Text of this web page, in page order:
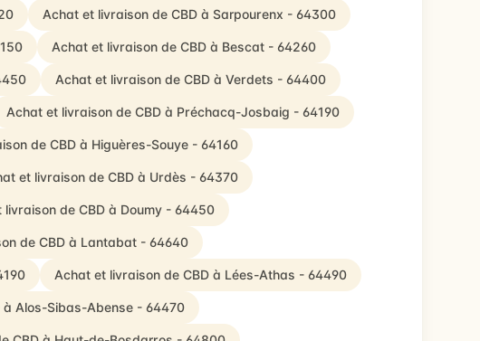
Achat et livraison de CBD à Sarpourenx - 64300
Achat et livraison de CBD à Bescat - 64260
Achat et livraison de CBD à Verdets - 64400
Achat et livraison de CBD à Préchacq-Josbaig - 64190
de CBD à Higuères-Souye - 64160
et livraison de CBD à Urdès - 64370
livraison de CBD à Doumy - 64450
de CBD à Lantabat - 64640
Achat et livraison de CBD à Lées-Athas - 64490
Alos-Sibas-Abense - 64470